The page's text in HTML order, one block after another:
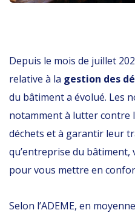
Depuis le mois de juillet
relative à la gestion des
du bâtiment a évolué. Les
notamment à lutter contre
déchets et à garantir leur
qu’entreprise du bâtiment,
pour vous mettre en
Selon l’ADEME, en